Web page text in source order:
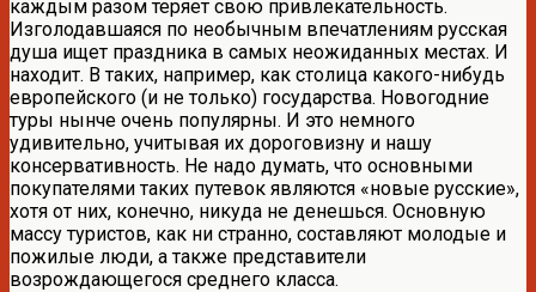
каждым разом теряет свою привлекательность.
Изголодавшаяся по необычным впечатлениям русская
душа ищет праздника в самых неожиданных местах. И
находит. В таких, например, как столица какого-нибудь
европейского (и не только) государства. Новогодние
туры нынче очень популярны. И это немного
удивительно, учитывая их дороговизну и нашу
консервативность. Не надо думать, что основными
покупателями таких путевок являются «новые русские»,
хотя от них, конечно, никуда не денешься. Основную
массу туристов, как ни странно, составляют молодые и
пожилые люди, а также представители
возрождающегося среднего класса.